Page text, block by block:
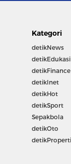
Kategori
detikNews
detikEdukasi
detikFinance
detikInet
detikHot
detikSport
Sepakbola
detikOto
detikProperti